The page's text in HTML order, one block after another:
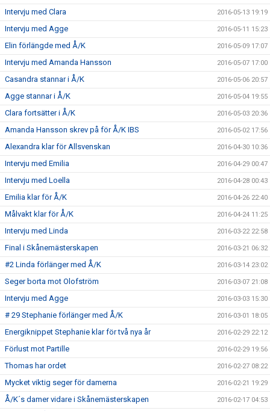
Intervju med Clara 2016-05-13 19:19
Intervju med Agge 2016-05-11 15:23
Elin förlängde med Å/K 2016-05-09 17:07
Intervju med Amanda Hansson 2016-05-07 17:00
Casandra stannar i Å/K 2016-05-06 20:57
Agge stannar i Å/K 2016-05-04 19:55
Clara fortsätter i Å/K 2016-05-03 20:36
Amanda Hansson skrev på för Å/K IBS 2016-05-02 17:56
Alexandra klar för Allsvenskan 2016-04-30 10:36
Intervju med Emilia 2016-04-29 00:47
Intervju med Loella 2016-04-28 00:43
Emilia klar för Å/K 2016-04-26 22:40
Målvakt klar för Å/K 2016-04-24 11:25
Intervju med Linda 2016-03-22 22:58
Final i Skånemästerskapen 2016-03-21 06:32
#2 Linda förlänger med Å/K 2016-03-14 23:02
Seger borta mot Olofström 2016-03-07 21:08
Intervju med Agge 2016-03-03 15:30
# 29 Stephanie förlänger med Å/K 2016-03-01 18:05
Energiknippet Stephanie klar för två nya år 2016-02-29 22:12
Förlust mot Partille 2016-02-29 19:56
Thomas har ordet 2016-02-27 08:22
Mycket viktig seger för damerna 2016-02-21 19:29
Å/K´s damer vidare i Skånemästerskapen 2016-02-17 04:53